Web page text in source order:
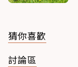
猜你喜歡
討論區